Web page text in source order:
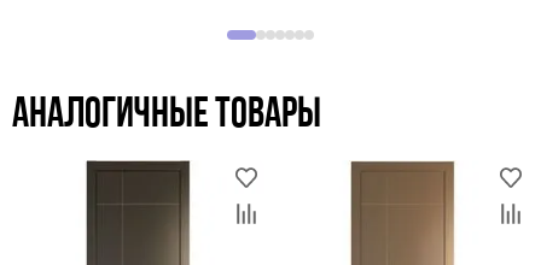
Аналогичные товары